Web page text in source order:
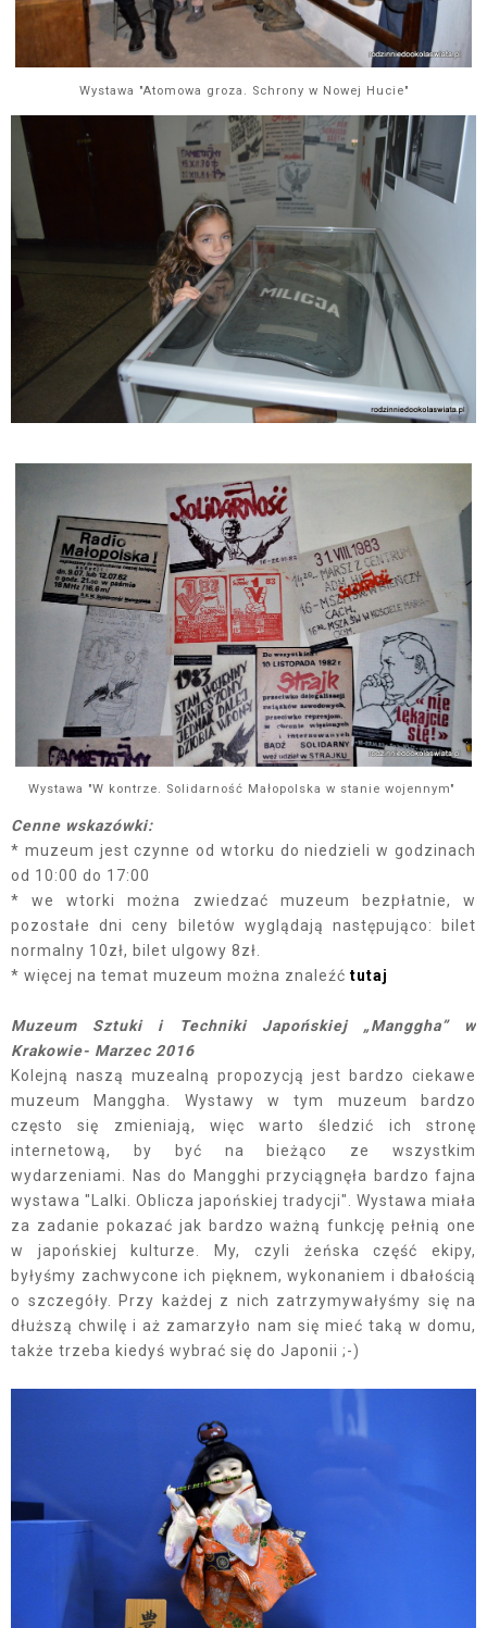
Wystawa "Atomowa groza. Schrony w Nowej Hucie"
Wystawa "W kontrze. Solidarność Małopolska w stanie wojennym"
Cenne wskazówki:
* muzeum jest czynne od wtorku do niedzieli w godzinach
od 10:00 do 17:00
* we wtorki można zwiedzać muzeum bezpłatnie, w
pozostałe dni ceny biletów wyglądają następująco: bilet
normalny 10zł, bilet ulgowy 8zł.
* więcej na temat muzeum można znaleźć tutaj
Muzeum Sztuki i Techniki Japońskiej „Manggha” w
Krakowie- Marzec 2016
Kolejną naszą muzealną propozycją jest bardzo ciekawe
muzeum Manggha. Wystawy w tym muzeum bardzo
często się zmieniają, więc warto śledzić ich stronę
internetową, by być na bieżąco ze wszystkim
wydarzeniami. Nas do Mangghi przyciągnęła bardzo fajna
wystawa "Lalki. Oblicza japońskiej tradycji". Wystawa miała
za zadanie pokazać jak bardzo ważną funkcję pełnią one
w japońskiej kulturze. My, czyli żeńska część ekipy,
byłyśmy zachwycone ich pięknem, wykonaniem i dbałością
o szczegóły. Przy każdej z nich zatrzymywałyśmy się na
dłuższą chwilę i aż zamarzyło nam się mieć taką w domu,
także trzeba kiedyś wybrać się do Japonii ;-)